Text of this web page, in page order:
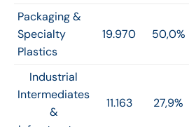
Packaging &
Specialty
Plastics
19.970 50,0%
Industrial
Intermediates
&
11.163 27,9%